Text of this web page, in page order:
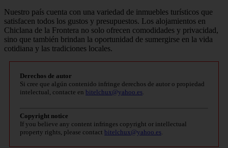
Nuestro país cuenta con una variedad de inmuebles turísticos que
satisfacen todos los gustos y presupuestos. Los alojamientos en
Chiclana de la Frontera no solo ofrecen comodidades y privacidad,
sino que también brindan la oportunidad de sumergirse en la vida
cotidiana y las tradiciones locales.
Derechos de autor
Si cree que algún contenido infringe derechos de autor o propiedad
intelectual, contacte en bitelchux@yahoo.es.
Copyright notice
If you believe any content infringes copyright or intellectual
property rights, please contact bitelchux@yahoo.es.